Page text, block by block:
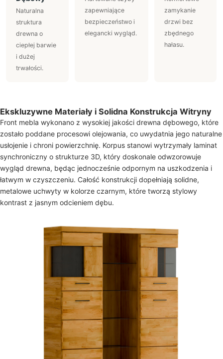
Naturalna
struktura
drewna o
ciepłej barwie
i dużej
trwałości.
zapewniające
bezpieczeństwo i
elegancki wygląd.
zamykanie
drzwi bez
zbędnego
hałasu.
Ekskluzywne Materiały i Solidna Konstrukcja Witryny
Front mebla wykonano z wysokiej jakości drewna dębowego, które
zostało poddane procesowi olejowania, co uwydatnia jego naturalne
usłojenie i chroni powierzchnię. Korpus stanowi wytrzymały laminat
synchroniczny o strukturze 3D, który doskonale odwzorowuje
wygląd drewna, będąc jednocześnie odpornym na uszkodzenia i
łatwym w czyszczeniu. Całość konstrukcji dopełniają solidne,
metalowe uchwyty w kolorze czarnym, które tworzą stylowy
kontrast z jasnym odcieniem dębu.